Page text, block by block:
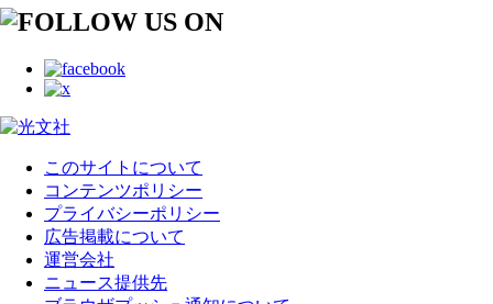
このサイトについて
コンテンツポリシー
プライバシーポリシー
広告掲載について
運営会社
ニュース提供先